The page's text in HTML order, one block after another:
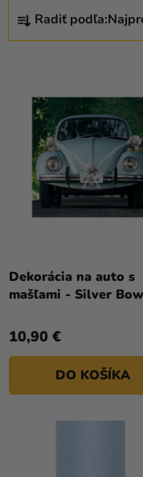
Pečenie
a merch
Sviatky
Kreatívne
potreby
Personalizované
Témy
Výpredaj
O
nás
Párty
A
D
T
O
Radiť podľa:
S
P
Dekorácia na auto s
mašľami - Silver Bow
10,90 €
DO KOŠÍKA